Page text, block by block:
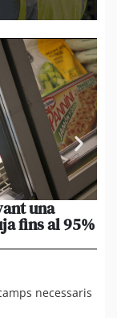
una
fins al 95%
necessaris